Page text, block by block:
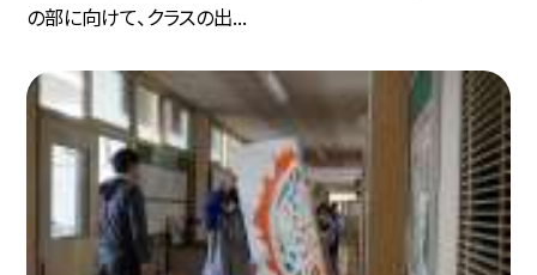
の部に向けて、クラスの出...